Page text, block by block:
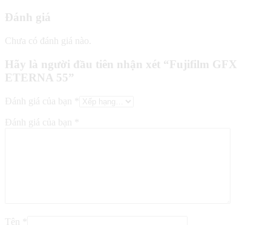
Đánh giá
Chưa có đánh giá nào.
Hãy là người đầu tiên nhận xét “Fujifilm GFX
ETERNA 55”
Đánh giá của bạn
Đánh giá của bạn
Tên